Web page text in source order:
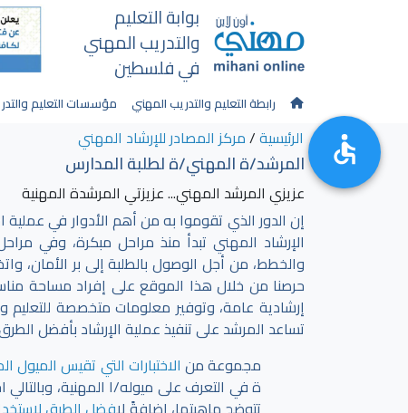
بوابة التعليم
والتدريب المهني
في فلسطين
رابطة التعليم والتدريب المهني مؤسسات التعليم
الرئيسية/مركز المصادر للإرشاد المهني
المرشد/ة المهني/ة لطلبة المدارس
عزيزي المرشد المهني... عزيزتي المرشدة المهنية
إن الدور الذي تقوموا به من أهم الأدوار في عملية
الإرشاد المهني تبدأ منذ مراحل مبكرة، وفي
والخطط، من أجل الوصول بالطلبة إلى بر الأمان،
حرصنا من خلال هذا الموقع على إفراد مساحة
إرشادية عامة، وتوفير معلومات متخصصة
تساعد المرشد على تنفيذ عملية الإرشاد بأفضل
مجموعة منالاختبارات التي تقيس الميول
ة في التعرف على ميوله/ا المهنية،